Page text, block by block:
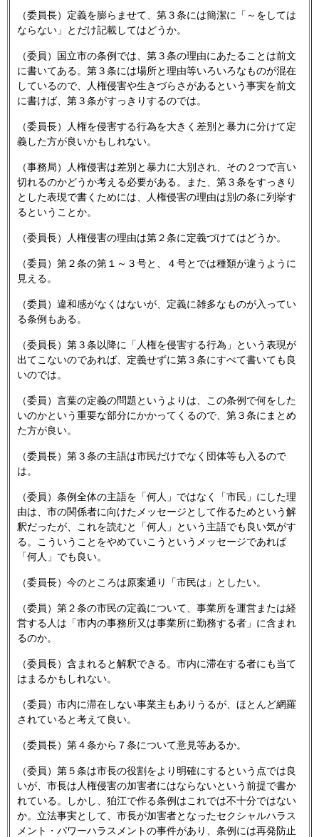
（委員長）定義を膨らませて、第３条には簡潔に「～をしては
ならない」とだけ記載してはどうか。
（委員）国立市の条例では、第３条の理由にあたることは前文
に書いてある。第３条には場所と理由等いろいろなものが混在
しているので、人権侵害や生きづらさがあるという事実を前文
に書けば、第３条がすっきりするのでは。
（委員長）人権を侵害する行為を大きく差別と暴力に分けて定
義した方が良いかもしれない。
（事務局）人権侵害は差別と暴力に大別され、その２つで言い
切れるのかどうか考える必要がある。また、第３条をすっきり
とした表現で書くためには、人権侵害の理由は別の条に列挙す
るということか。
（委員長）人権侵害の理由は第２条に定義づけてはどうか。
（委員）第２条の第１～３号と、４号とでは種類が違うように
見える。
（委員）違和感がなくはないが、定義に雑多なものが入ってい
る条例もある。
（委員長）第３条以降に「人権を侵害する行為」という表現が
出てこないのであれば、定義せずに第３条にすべて書いても良
いのでは。
（委員）言葉の定義の問題というよりは、この条例で何をした
いのかという重要な部分にかかってくるので、第３条にまとめ
た方が良い。
（委員長）第３条の主語は市民だけでなく団体等も入るので
は。
（委員）条例全体の主語を「何人」ではなく「市民」にした理
由は、市の関係者に向けたメッセージとして作るためという解
釈だったが、これを読むと「何人」という主語でも良い気がす
る。こういうことをやめていこうというメッセージであれば
「何人」でも良い。
（委員長）今のところは原案通り「市民は」としたい。
（委員）第２条の市民の定義について、事業所を運営または経
営する人は「市内の事務所又は事業所に勤務する者」に含まれ
るのか。
（委員長）含まれると解釈できる。市内に滞在する者にも当て
はまるかもしれない。
（委員）市内に滞在しない事業主もありうるが、ほとんど網羅
されていると考えて良い。
（委員長）第４条から７条について意見等あるか。
（委員）第５条は市長の役割をより明確にするという点では良
いが、市長は人権侵害の加害者にはならないという前提で書か
れている。しかし、狛江で作る条例はこれでは不十分ではない
か。立法事実として、市長が加害者となったセクシャルハラス
メント・パワーハラスメントの事件があり、条例には再発防止